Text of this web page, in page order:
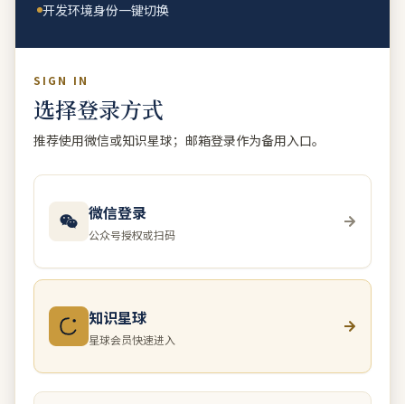
开发环境身份一键切换
SIGN IN
选择登录方式
推荐使用微信或知识星球；邮箱登录作为备用入口。
微信登录
公众号授权或扫码
知识星球
星球会员快速进入